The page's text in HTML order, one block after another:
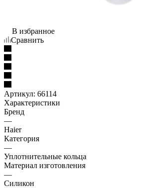
В избранное
Сравнить
Артикул: 66114
Характеристики
Бренд
—
Haier
Категория
—
Уплотнительные кольца
Материал изготовления
—
Силикон